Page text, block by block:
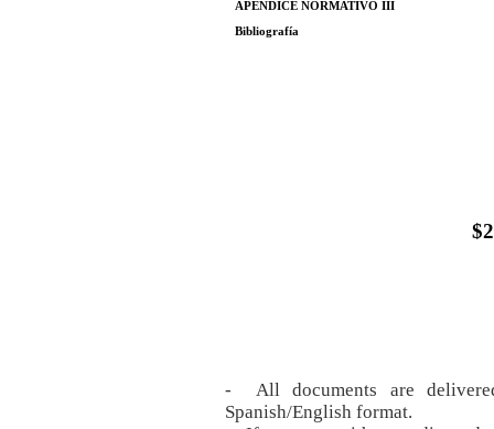
APÉNDICE NORMATIVO III
Bibliografía
- All documents are
Spanish/English format.